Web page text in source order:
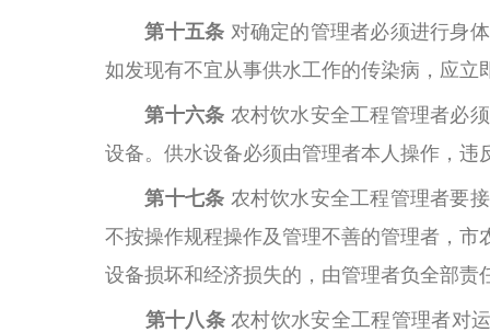
第十五条 对确定的管理者必须进行身
如发现有不宜从事供水工作的传染病，应
第十六条 农村饮水安全工程管理者必
设备。供水设备必须由管理者本人操作，
第十七条 农村饮水安全工程管理者要
不按操作规程操作及管理不善的管理者，
设备损坏和经济损失的，由管理者负全部责
第十八条 农村饮水安全工程管理者对